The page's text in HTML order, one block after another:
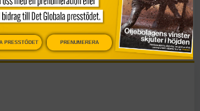
PRESSTÖDET PRENUMERERA